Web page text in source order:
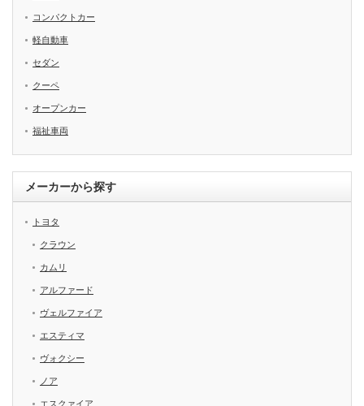
コンパクトカー
軽自動車
セダン
クーペ
オープンカー
福祉車両
メーカーから探す
トヨタ
クラウン
カムリ
アルファード
ヴェルファイア
エスティマ
ヴォクシー
ノア
エスクァイア